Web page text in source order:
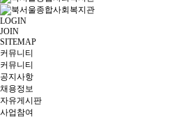
LOGIN
JOIN
SITEMAP
커뮤니티
커뮤니티
공지사항
채용정보
자유게시판
사업참여